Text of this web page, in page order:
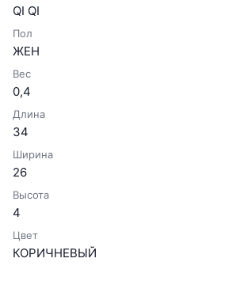
QI QI
Пол
ЖЕН
Вес
0,4
Длина
34
Ширина
26
Высота
4
Цвет
КОРИЧНЕВЫЙ